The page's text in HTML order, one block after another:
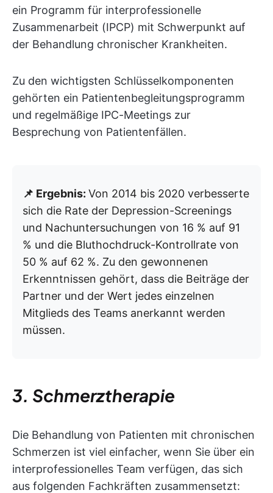
ein Programm für interprofessionelle
Zusammenarbeit (IPCP) mit Schwerpunkt auf
der Behandlung chronischer Krankheiten.
Zu den wichtigsten Schlüsselkomponenten
gehörten ein Patientenbegleitungsprogramm
und regelmäßige IPC-Meetings zur
Besprechung von Patientenfällen.
📌 Ergebnis: Von 2014 bis 2020 verbesserte
sich die Rate der Depression-Screenings
und Nachuntersuchungen von 16 % auf 91
% und die Bluthochdruck-Kontrollrate von
50 % auf 62 %. Zu den gewonnenen
Erkenntnissen gehört, dass die Beiträge der
Partner und der Wert jedes einzelnen
Mitglieds des Teams anerkannt werden
müssen.
3. Schmerztherapie
Die Behandlung von Patienten mit chronischen
Schmerzen ist viel einfacher, wenn Sie über ein
interprofessionelles Team verfügen, das sich
aus folgenden Fachkräften zusammensetzt: